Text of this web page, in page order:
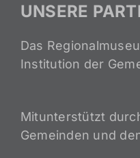
UNSERE
Das
Institution der
Mitunterstützt
Gemeinden und